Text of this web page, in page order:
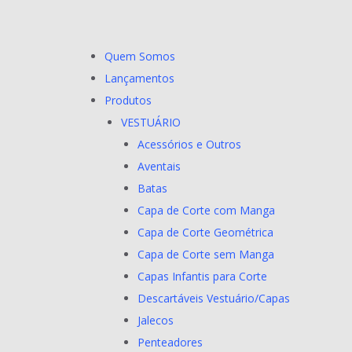
Quem Somos
Lançamentos
Produtos
VESTUÁRIO
Acessórios e Outros
Aventais
Batas
Capa de Corte com Manga
Capa de Corte Geométrica
Capa de Corte sem Manga
Capas Infantis para Corte
Descartáveis Vestuário/Capas
Jalecos
Penteadores